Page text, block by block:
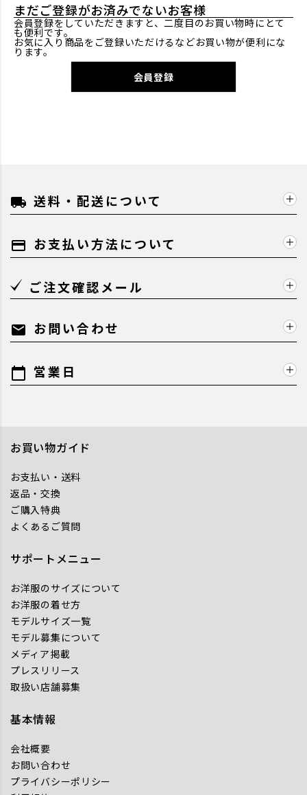
まだご登録がお済みでないお客様
会員登録をしていただきますと、二度目のお買い物時にとて
も便利です。
お気に入り商品をご登録いただけるなどお買い物が便利にな
ります。
会員登録
local_shipping 送料・配送について
payment お支払い方法について
ご注文確認メール
mail お問い合わせ
calendar_today 営業日
お買い物ガイド
お支払い・送料
返品・交換
ご購入特典
よくあるご質問
サポートメニュー
お洋服のサイズについて
お洋服の着せ方
モデルサイズ一覧
モデル募集について
メディア掲載
プレスリリース
取扱い店舗募集
基本情報
会社概要
お問い合わせ
プライバシーポリシー